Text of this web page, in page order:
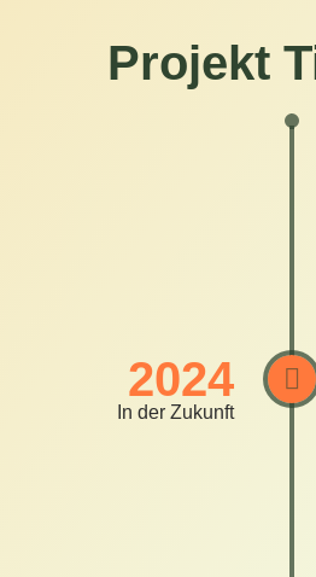
Projekt
2024
In der Zukunft